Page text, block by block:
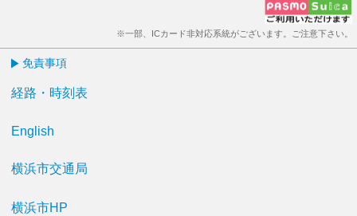
※一部、ICカード非対応系統がございます。ご注意下さい。
免責事項
経路・時刻表
English
横浜市交通局
横浜市HP